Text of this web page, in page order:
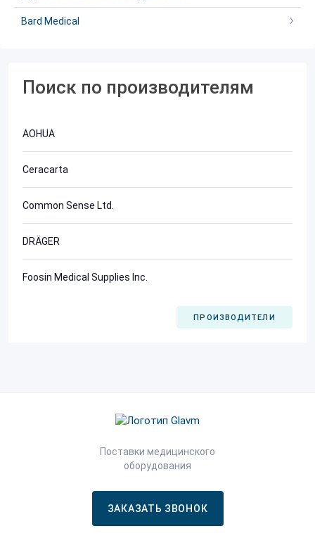
Bard Medical
Поиск по производителям
AOHUA
Ceracarta
Common Sense Ltd.
DRÄGER
Foosin Medical Supplies Inc.
ПРОИЗВОДИТЕЛИ
Поставки медицинского
оборудования
ЗАКАЗАТЬ ЗВОНОК